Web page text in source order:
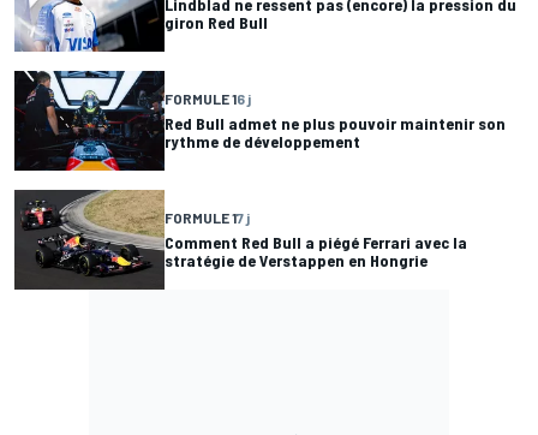
Lindblad ne ressent pas (encore) la pression du
giron Red Bull
FORMULE 16 j
Red Bull admet ne plus pouvoir maintenir son
rythme de développement
FORMULE 17 j
Comment Red Bull a piégé Ferrari avec la
stratégie de Verstappen en Hongrie